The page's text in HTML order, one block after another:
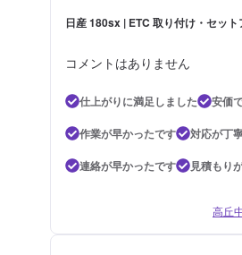
日産 180sx | ETC 取り付け・セッ
コメントはありません
仕上がりに満足しました
安価
作業が早かったです
対応が丁
連絡が早かったです
見積もり
高丘